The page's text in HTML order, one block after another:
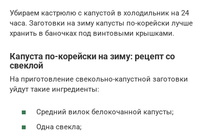
Убираем кастрюлю с капустой в холодильник на 24
часа. Заготовки на зиму капусты по-корейски лучше
хранить в баночках под винтовыми крышками.
Капуста по-корейски на зиму: рецепт со
свеклой
На приготовление свекольно-капустной заготовки
уйдут такие ингредиенты:
Средний вилок белокочанной капусты;
Одна свекла;